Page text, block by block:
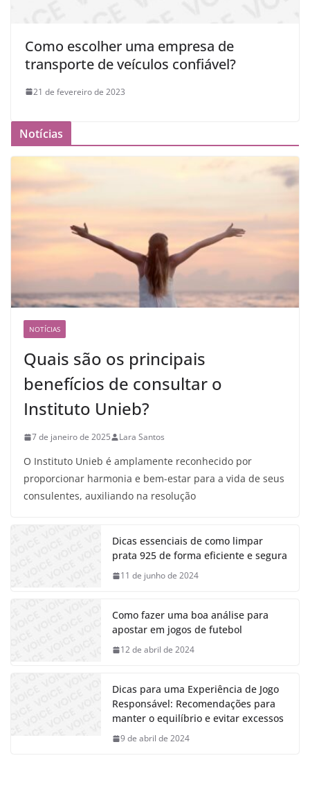
Como escolher uma empresa de
transporte de veículos confiável?
21 de fevereiro de 2023
Notícias
NOTÍCIAS
Quais são os principais
benefícios de consultar o
Instituto Unieb?
7 de janeiro de 2025 Lara Santos
O Instituto Unieb é amplamente reconhecido por
proporcionar harmonia e bem-estar para a vida de seus
consulentes, auxiliando na resolução
Dicas essenciais de como limpar
prata 925 de forma eficiente e segura
11 de junho de 2024
Como fazer uma boa análise para
apostar em jogos de futebol
12 de abril de 2024
Dicas para uma Experiência de Jogo
Responsável: Recomendações para
manter o equilíbrio e evitar excessos
9 de abril de 2024